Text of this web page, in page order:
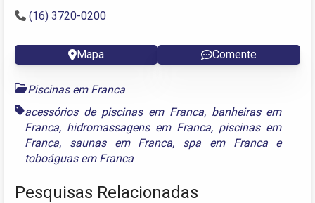
(16) 3720-0200
Mapa Comente
Piscinas em Franca
acessórios de piscinas em Franca, banheiras em
Franca, hidromassagens em Franca, piscinas em
Franca, saunas em Franca, spa em Francae
toboáguas em Franca
Pesquisas Relacionadas